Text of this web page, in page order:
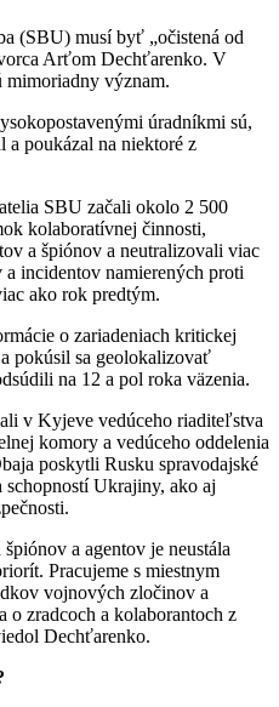
(SBU) musí byť „očistená od
Arťom Dechťarenko. V
mimoriadny význam.
úradníkmi sú,
poukázal na niektoré z
SBU začali okolo 2 500
kolaboratívnej činnosti,
a špiónov a neutralizovali viac
incidentov namierených proti
ako rok predtým.
o zariadeniach kritickej
pokúsil sa geolokalizovať
na 12 a pol roka väzenia.
v Kyjeve vedúceho riaditeľstva
komory a vedúceho oddelenia
poskytli Rusku spravodajské
Ukrajiny, ako aj
a agentov je neustála
Pracujeme s miestnym
vojnových zločinov a
zradcoch a kolaborantoch z
Dechťarenko.